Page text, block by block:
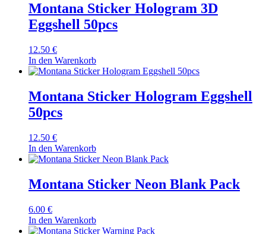
Montana Sticker Hologram 3D
Eggshell 50pcs
12.50 €
In den Warenkorb
Montana Sticker Hologram Eggshell
50pcs
12.50 €
In den Warenkorb
Montana Sticker Neon Blank Pack
6.00 €
In den Warenkorb